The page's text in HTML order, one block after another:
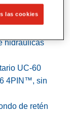
servicios
hidráulicas
UC-60
4PIN™, sin
de retén
las cookies